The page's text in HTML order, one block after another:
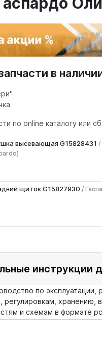
в
по online каталогу или
высевающая G15828431 /
щиток G15827930 /
инструкции
по эксплуатации,
регулировкам, хранению,
и схемам в формате